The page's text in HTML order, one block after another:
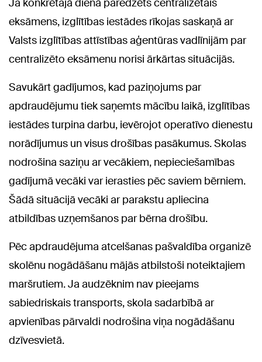
eksāmens, izglītības iestādes rīkojas saskaņā ar
Valsts izglītības attīstības aģentūras vadlīnijām par
centralizēto eksāmenu norisi ārkārtas situācijās.
Savukārt gadījumos, kad paziņojums par
apdraudējumu tiek saņemts mācību laikā, izglītības
iestādes turpina darbu, ievērojot operatīvo dienestu
norādījumus un visus drošības pasākumus. Skolas
nodrošina saziņu ar vecākiem, nepieciešamības
gadījumā vecāki var ierasties pēc saviem bērniem.
Šādā situācijā vecāki ar parakstu apliecina
atbildības uzņemšanos par bērna drošību.
Pēc apdraudējuma atcelšanas pašvaldība organizē
skolēnu nogādāšanu mājās atbilstoši noteiktajiem
maršrutiem. Ja audzēknim nav pieejams
sabiedriskais transports, skola sadarbībā ar
apvienības pārvaldi nodrošina viņa nogādāšanu
dzīvesvietā.